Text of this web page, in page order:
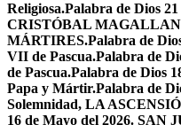
Religiosa.Palabra de Dios
CRISTÓBAL
MÁRTIRES.Palabra de
VII de Pascua.Palabra de
de Pascua.Palabra de Dios
Papa y Mártir.Palabra de
Solemnidad, LA
16 de Mayo del 2026. SAN